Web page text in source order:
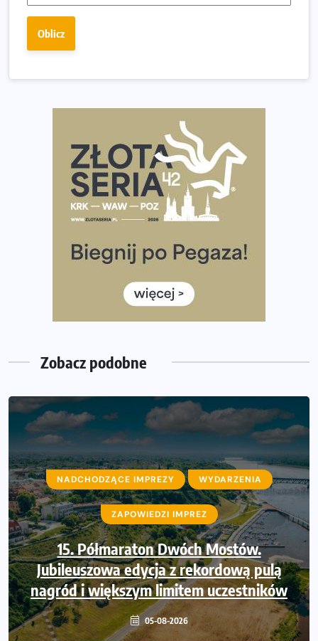
Ponad 12 tysięcy uczestników pobiegło dla Bohaterów!
Rozbiegany Olsztyn szykuje się na weekend z
półmaratonem
Już w tę sobotę 35. Bieg Powstania Warszawskiego.
Wystartuje rekordowa liczba uczestników
35. Bieg Powstania Warszawskiego – praktyczny
Ile razy w tygodniu biegać? 3 treningi wystarczą? Jak
często biegać, żeby robić postępy
Już w ten weekend! Przed nami Nocny Portowy Maraton
i Półmaraton Szczeciński. Wszystko, co warto wiedzieć
Oblicz
Zobacz podobne
NADCHODZĄCE IMPREZY WYDARZENIA
ZAPOWIEDZI IMPREZ
15. Półmaraton Dwóch Mostów.
Jubileuszowa edycja z rekordową pulą
nagród i większym limitem uczestników
05-08-2026
NADCHODZĄCE IMPREZY WYDARZENIA
ZAPOWIEDZI IMPREZ
Trasa 48. Maratonu Warszawskiego
odkryta. Sprawdzony przebieg i profil
stworzony do szybkiego biegania
05-08-2026